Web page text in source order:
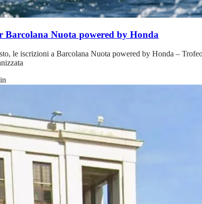
Barcolana Nuota powered by Honda
le iscrizioni a Barcolana Nuota powered by Honda –